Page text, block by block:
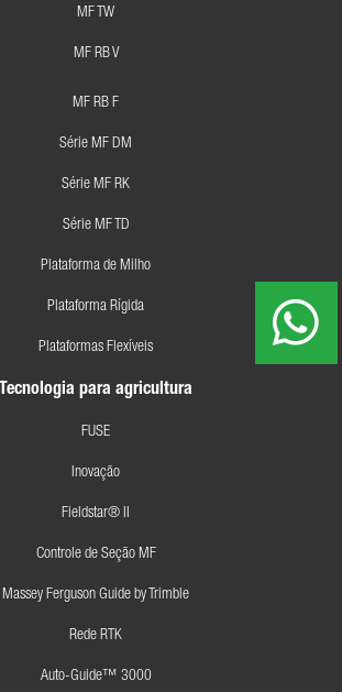
MF TW
MF RB V
MF RB F
Série MF DM
Série MF RK
Série MF TD
Plataforma de Milho
Plataforma Rígida
Plataformas Flexíveis
Tecnologia para agricultura
FUSE
Inovação
Fieldstar® II
Controle de Seção MF
Massey Ferguson Guide by Trimble
Rede RTK
Auto-Guide™ 3000